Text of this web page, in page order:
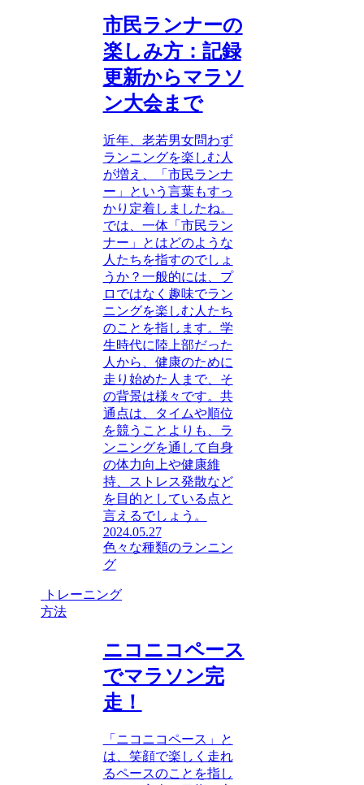
市民ランナーの
楽しみ方：記録
更新からマラソ
ン大会まで
近年、老若男女問わず
ランニングを楽しむ人
が増え、「市民ランナ
ー」という言葉もすっ
かり定着しましたね。
では、一体「市民ラン
ナー」とはどのような
人たちを指すのでしょ
うか？一般的には、プ
ロではなく趣味でラン
ニングを楽しむ人たち
のことを指します。学
生時代に陸上部だった
人から、健康のために
走り始めた人まで、そ
の背景は様々です。共
通点は、タイムや順位
を競うことよりも、ラ
ンニングを通して自身
の体力向上や健康維
持、ストレス発散など
を目的としている点と
言えるでしょう。
2024.05.27
色々な種類のランニン
グ
トレーニング
方法
ニコニコペース
でマラソン完
走！
「ニコニコペース」と
は、笑顔で楽しく走れ
るペースのことを指し